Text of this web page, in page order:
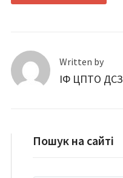
Written by
ІФ ЦПТО ДСЗ
Пошук на сайті